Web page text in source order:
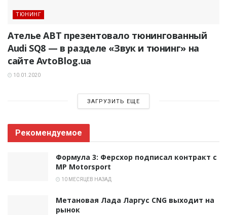
ТЮНИНГ
Ателье ABT презентовало тюнингованный
Audi SQ8 — в разделе «Звук и тюнинг» на
сайте AvtoBlog.ua
10.01.2020
ЗАГРУЗИТЬ ЕЩЕ
Рекомендуемое
Формула 3: Ферсхор подписал контракт с
MP Motorsport
10 МЕСЯЦЕВ НАЗАД
Метановая Лада Ларгус CNG выходит на
рынок